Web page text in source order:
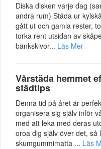
Diska disken varje dag
andra rum) Städa ur
gått ut och gamla rester,
torka rent utsidan av
bänkskivor... Läs Mer
Vårstäda hemmet
städtips
Denna tid på året är
organisera sig själv inför
med att leka med deras
oroa dig själv över det, så
skumgummimatta ... Läs